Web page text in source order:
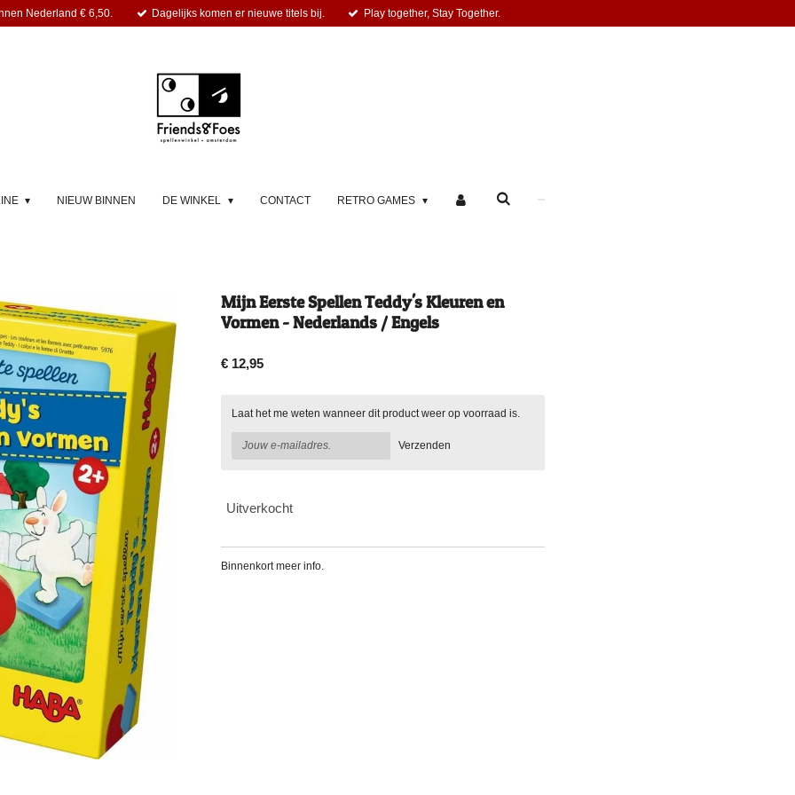
Nederland € 6,50. Dagelijks komen er nieuwe titels bij. Play together, Stay Together.
NIEUW BINNEN DE WINKEL CONTACT RETRO GAMES
Mijn Eerste Spellen Teddy's Kleuren en
Vormen - Nederlands / Engels
€ 12,95
Laat het me weten wanneer dit product weer op voorraad is.
Verzenden
Uitverkocht
Binnenkort meer info.